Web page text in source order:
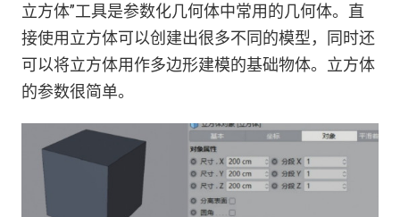
立方体”工具是参数化几何体中常用的几何体。直
接使用立方体可以创建出很多不同的模型，同时还
可以将立方体用作多边形建模的基础物体。立方体
的参数很简单。